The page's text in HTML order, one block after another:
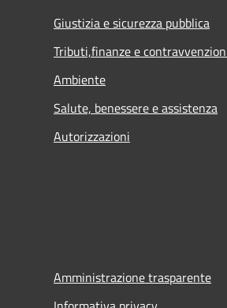
Giustizia e sicurezza pubblica
Tributi,finanze e
Ambiente
Salute, benessere e assistenza
Autorizzazioni
Amministrazione trasparente